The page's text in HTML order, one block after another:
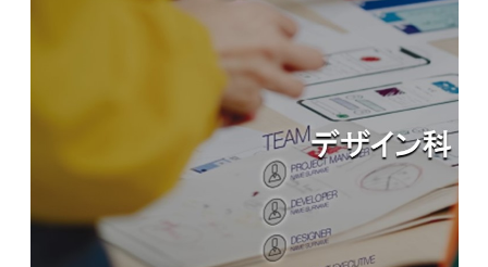
資料請求
お問い合わせ
交通アクセス
学校情報公開
よくある質問
個人情報保護